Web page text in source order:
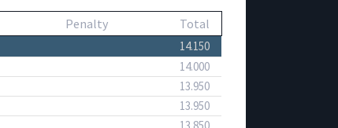
Penalty Total
14.150
14.000
13.950
13.950